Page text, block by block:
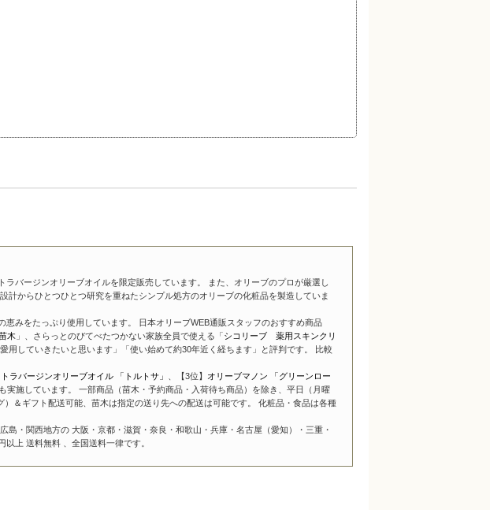
バージンオリーブオイルを限定販売しています。 また、オリーブのプロが厳選し
からひとつひとつ研究を重ねたシンプル処方のオリーブの化粧品を製造していま
みをたっぷり使用しています。 日本オリーブWEB通販スタッフのおすすめ商品
木 」、さらっとのびてべたつかない家族全員で使える「シコリーブ 薬用スキンクリ
用していきたいと思います」「使い始めて約30年近く経ちます」と評判です。 比較
ラバージンオリーブオイル 「トルトサ」 、【3位】
オリーブマノン 「グリーンロー
も実施しています。 一部商品（苗木・予約商品・入荷待ち商品）を除き、平日（月曜
＆ギフト配送可能、苗木は指定の送り先への配送は可能です。 化粧品・食品は各種
・関西地方の 大阪・京都・滋賀・奈良・和歌山・兵庫・名古屋（愛知）・三重・
上 送料無料 、全国送料一律です。